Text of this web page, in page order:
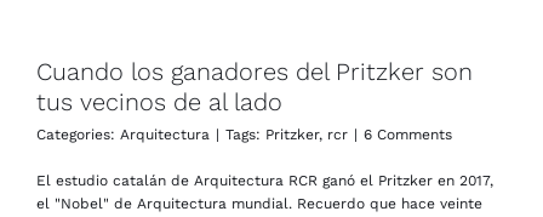
Cuando los ganadores del Pritzker son
tus vecinos de al lado
Categories: Arquitectura | Tags: Pritzker, rcr | 6 Comments
El estudio catalán de Arquitectura RCR ganó el Pritzker en 2017,
el "Nobel" de Arquitectura mundial. Recuerdo que hace veinte